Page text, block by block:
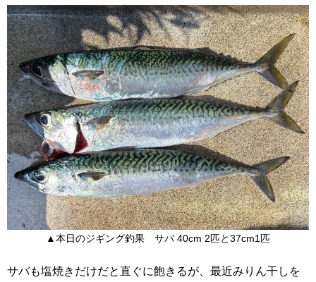
▲本日のジギング釣果 サバ 40cm 2匹と37cm1匹
サバも塩焼きだけだと直ぐに飽きるが、最近みりん干しを